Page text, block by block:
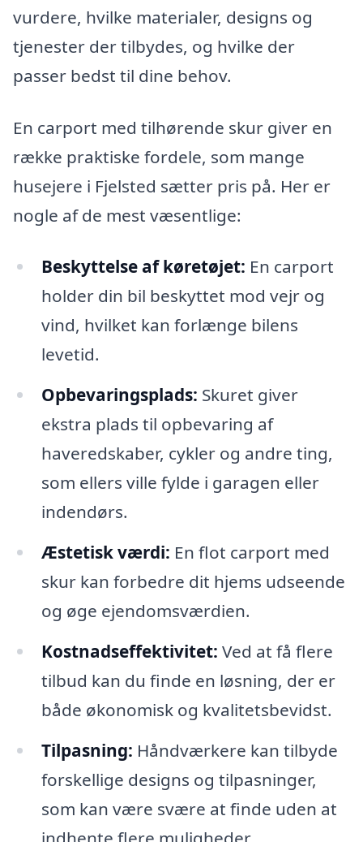
vurdere, hvilke materialer, designs og
tjenester der tilbydes, og hvilke der
passer bedst til dine behov.
En carport med tilhørende skur giver en
række praktiske fordele, som mange
husejere i Fjelsted sætter pris på. Her er
nogle af de mest væsentlige:
Beskyttelse af køretøjet: En carport
holder din bil beskyttet mod vejr og
vind, hvilket kan forlænge bilens
levetid.
Opbevaringsplads: Skuret giver
ekstra plads til opbevaring af
haveredskaber, cykler og andre ting,
som ellers ville fylde i garagen eller
indendørs.
Æstetisk værdi: En flot carport med
skur kan forbedre dit hjems udseende
og øge ejendomsværdien.
Kostnadseffektivitet: Ved at få flere
tilbud kan du finde en løsning, der er
både økonomisk og kvalitetsbevidst.
Tilpasning: Håndværkere kan tilbyde
forskellige designs og tilpasninger,
som kan være svære at finde uden at